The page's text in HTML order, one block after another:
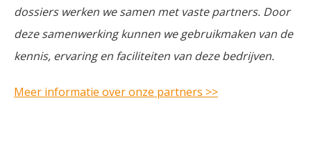
dossiers werken we samen met vaste partners. Door
deze samenwerking kunnen we gebruikmaken van de
kennis, ervaring en faciliteiten van deze bedrijven.
Meer informatie over onze partners >>